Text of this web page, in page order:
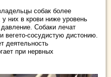
собак более
них в крови ниже уровень
Собаки лечат
вегето-сосудистую дистонию.
деятельность
при нервных